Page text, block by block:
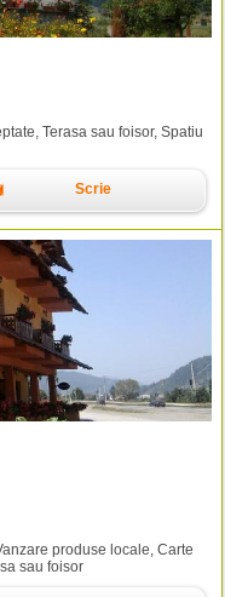
Terasa sau foisor, Spatiu
Scrie
produse locale, Carte
sau foisor